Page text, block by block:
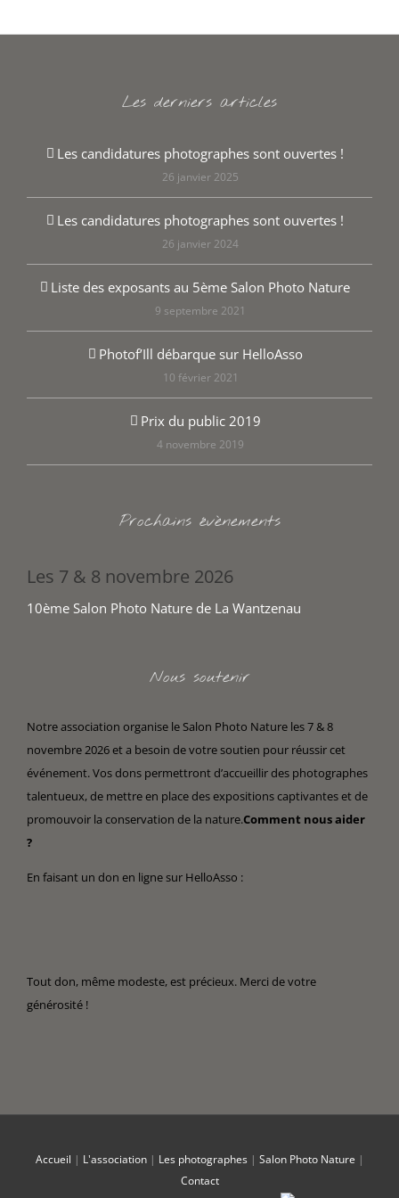
Les derniers articles
Les candidatures photographes sont ouvertes !
26 janvier 2025
Les candidatures photographes sont ouvertes !
26 janvier 2024
Liste des exposants au 5ème Salon Photo Nature
9 septembre 2021
Photof’Ill débarque sur HelloAsso
10 février 2021
Prix du public 2019
4 novembre 2019
Prochains évènements
Les 7 & 8 novembre 2026
10ème Salon Photo Nature de La Wantzenau
Nous soutenir
Notre association organise le Salon Photo Nature les 7 & 8
novembre 2026 et a besoin de votre soutien pour réussir cet
événement. Vos dons permettront d’accueillir des photographes
talentueux, de mettre en place des expositions captivantes et de
promouvoir la conservation de la nature.Comment nous aider
?
En faisant un don en ligne sur HelloAsso :
Tout don, même modeste, est précieux. Merci de votre
générosité !
Accueil | L'association| Les photographes| Salon Photo Nature |
Contact